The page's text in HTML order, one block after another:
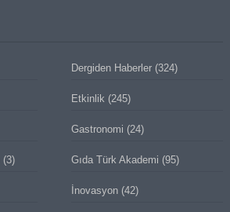
Dergiden Haberler (324)
Etkinlik (245)
Gastronomi (24)
(3) Gıda Türk Akademi (95)
İnovasyon (42)